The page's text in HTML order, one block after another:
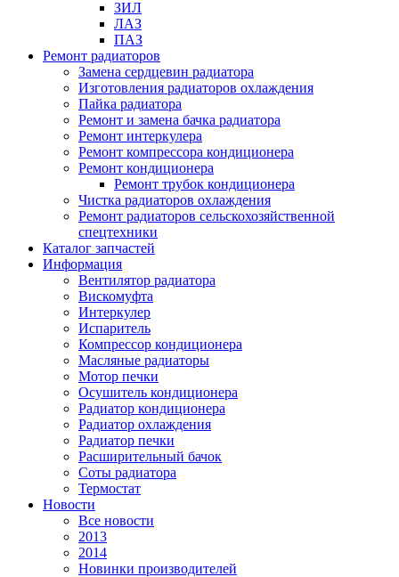
ЗИЛ
ЛАЗ
ПАЗ
Ремонт радиаторов
Замена сердцевин радиатора
Изготовления радиаторов охлаждения
Пайка радиатора
Ремонт и замена бачка радиатора
Ремонт интеркулера
Ремонт компрессора кондиционера
Ремонт кондиционера
Ремонт трубок кондиционера
Чистка радиаторов охлаждения
Ремонт радиаторов сельскохозяйственной
спецтехники
Каталог запчастей
Информация
Вентилятор радиатора
Вискомуфта
Интеркулер
Испаритель
Компрессор кондиционера
Масляные радиаторы
Мотор печки
Осушитель кондиционера
Радиатор кондиционера
Радиатор охлаждения
Радиатор печки
Расширительный бачок
Соты радиатора
Термостат
Новости
Все новости
2013
2014
Новинки производителей